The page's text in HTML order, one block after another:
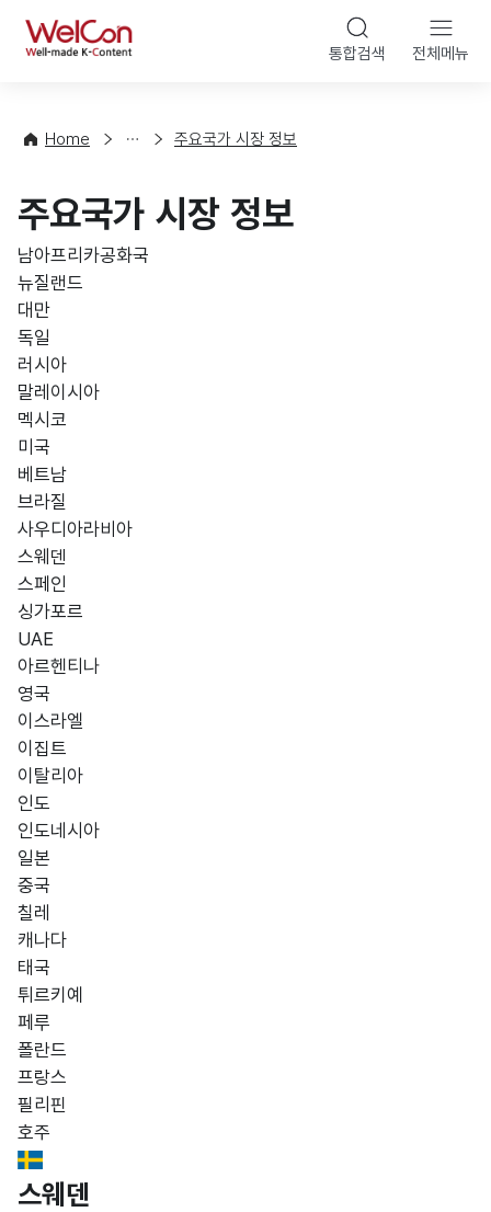
WelCon 통합검색 전체메뉴
Home
향
계
주요국가 시장 정보
주요국가 시장 정보
남아프리카공화국
뉴질랜드
대만
독일
러시아
말레이시아
멕시코
미국
베트남
브라질
사우디아라비아
스웨덴
스페인
싱가포르
UAE
아르헨티나
영국
이스라엘
이집트
이탈리아
인도
인도네시아
일본
중국
칠레
캐나다
태국
튀르키예
페루
폴란드
프랑스
필리핀
호주
Sweden Flag
스웨덴